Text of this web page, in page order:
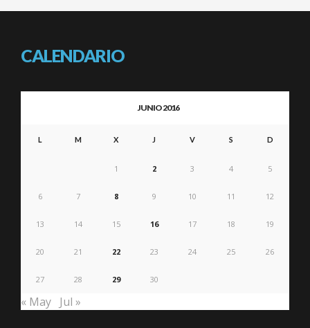
CALENDARIO
JUNIO 2016
L M X J V S D
1 2 3 4 5
6 7 8 9 10 11 12
13 14 15 16 17 18 19
20 21 22 23 24 25 26
27 28 29 30
« May Jul »